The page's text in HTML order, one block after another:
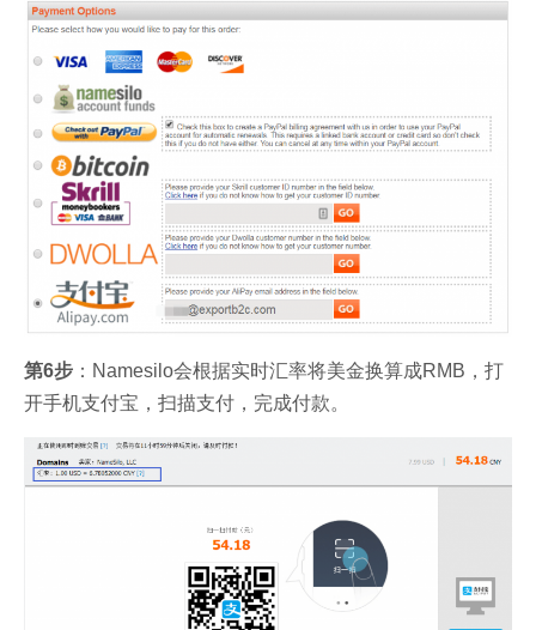
第6步 ：Namesilo会根据实时汇率将美金换算成RMB，打
开手机支付宝，扫描支付，完成付款。